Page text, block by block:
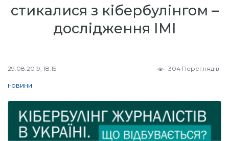
стикалися з кібербулінгом –
дослідження ІМІ
29.08.2019, 18:15 304 Переглядів
НОВИНИ